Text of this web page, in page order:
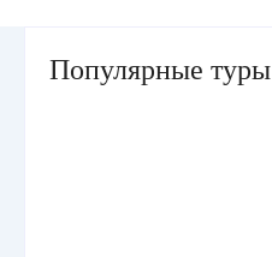
Популярные туры